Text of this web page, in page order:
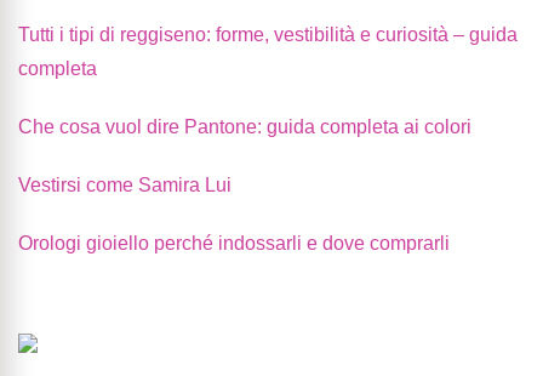
Tutti i tipi di reggiseno: forme, vestibilità e curiosità – guida
completa
Che cosa vuol dire Pantone: guida completa ai colori
Vestirsi come Samira Lui
Orologi gioiello perché indossarli e dove comprarli